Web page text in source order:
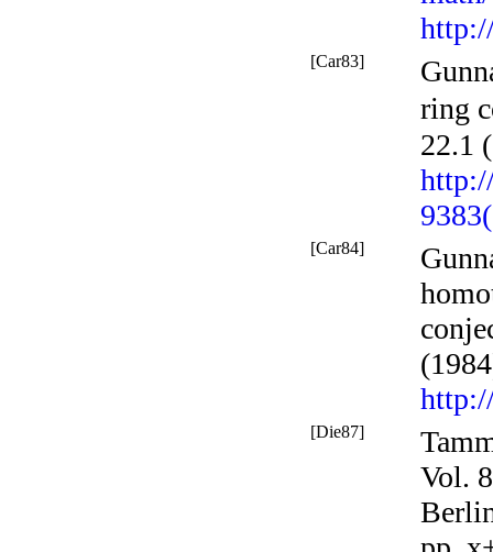
[Car83]
ring
22.1
[Car84]
[Die87]
Vol.